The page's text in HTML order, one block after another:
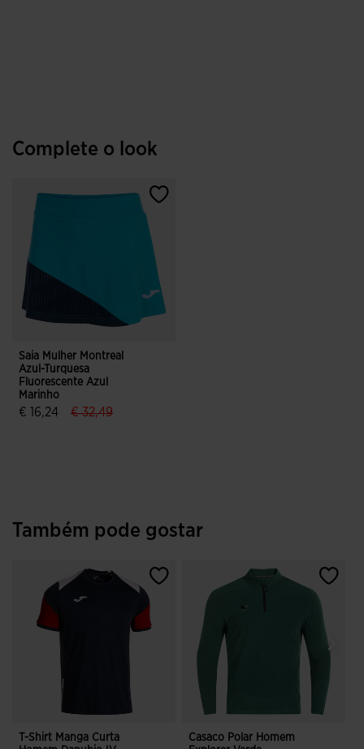
Complete o look
Saia Mulher Montreal
Azul-Turquesa
Fluorescente Azul
Marinho
€ 16,24 label.price.reduced.from
€ 32,49label.price.to
Também pode gostar
T-Shirt Manga Curta
Casaco Polar Homem